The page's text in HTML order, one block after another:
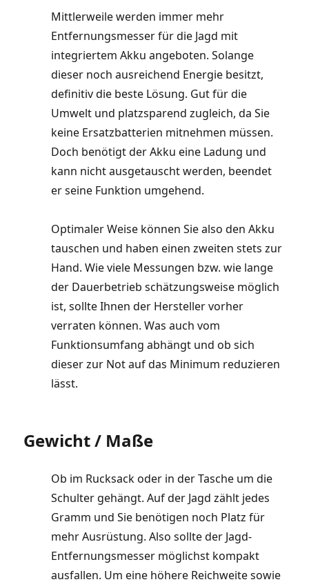
Mittlerweile werden immer mehr
Entfernungsmesser für die Jagd mit
integriertem Akku angeboten. Solange
dieser noch ausreichend Energie besitzt,
definitiv die beste Lösung. Gut für die
Umwelt und platzsparend zugleich, da Sie
keine Ersatzbatterien mitnehmen müssen.
Doch benötigt der Akku eine Ladung und
kann nicht ausgetauscht werden, beendet
er seine Funktion umgehend.
Optimaler Weise können Sie also den Akku
tauschen und haben einen zweiten stets zur
Hand. Wie viele Messungen bzw. wie lange
der Dauerbetrieb schätzungsweise möglich
ist, sollte Ihnen der Hersteller vorher
verraten können. Was auch vom
Funktionsumfang abhängt und ob sich
dieser zur Not auf das Minimum reduzieren
lässt.
Gewicht / Maße
Ob im Rucksack oder in der Tasche um die
Schulter gehängt. Auf der Jagd zählt jedes
Gramm und Sie benötigen noch Platz für
mehr Ausrüstung. Also sollte der Jagd-
Entfernungsmesser möglichst kompakt
ausfallen. Um eine höhere Reichweite sowie